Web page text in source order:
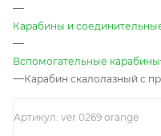
—
Карабины и
—
Вспомогательные карабины
—Карабин скалолазный с
Артикул: ver 0269 orange